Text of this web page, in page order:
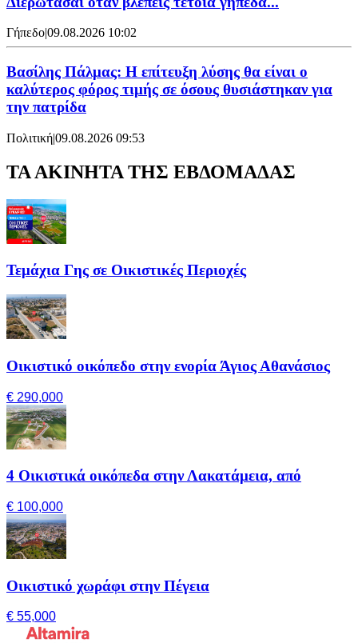
Γήπεδο09.08.2026 10:02
Βασίλης Πάλμας: Η επίτευξη λύσης θα είναι ο
καλύτερος φόρος τιμής σε όσους θυσιάστηκαν για
την πατρίδα
Πολιτική|09.08.2026 09:53
ΤΑ ΑΚΙΝΗΤΑ ΤΗΣ ΕΒΔΟΜΑΔΑΣ
Τεμάχια Γης σε Οικιστικές Περιοχές
Οικιστικό οικόπεδο στην ενορία Άγιος Αθανάσιος
€ 290,000
4 Οικιστικά οικόπεδα στην Λακατάμεια, από
€ 100,000
Οικιστικό χωράφι στην Πέγεια
€ 55,000